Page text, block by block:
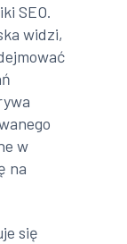
SEO.
widzi,
w
na
się